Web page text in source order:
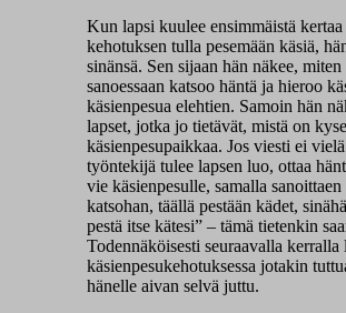
Kun lapsi kuulee ensimmäistä kertaa
kehotuksen tulla pesemään käsiä,
sinänsä. Sen sijaan hän näkee,
sanoessaan katsoo häntä ja hieroo
käsienpesua elehtien. Samoin hän
lapset, jotka jo tietävät, mistä on
käsienpesupaikkaa. Jos viesti ei
työntekijä tulee lapsen luo, ottaa
vie käsienpesulle, samalla
katsohan, täällä pestään kädet,
pestä itse kätesi” – tämä tietenkin
Todennäköisesti seuraavalla kerralla
käsienpesukehotuksessa jotakin
hänelle aivan selvä juttu.